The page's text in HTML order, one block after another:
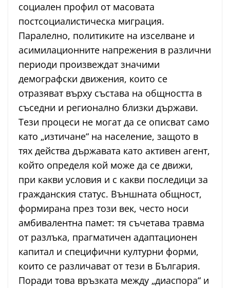
социален профил от масовата
постсоциалистическа миграция.
Паралелно, политиките на изселване и
асимилационните напрежения в различни
периоди произвеждат значими
демографски движения, които се
отразяват върху състава на общността в
съседни и регионално близки държави.
Тези процеси не могат да се описват само
като „изтичане“ на население, защото в
тях действа държавата като активен агент,
който определя кой може да се движи,
при какви условия и с какви последици за
гражданския статус. Външната общност,
формирана през този век, често носи
амбивалентна памет: тя съчетава травма
от разлъка, прагматичен адаптационен
капитал и специфични културни форми,
които се различават от тези в България.
Поради това връзката между „диаспора“ и